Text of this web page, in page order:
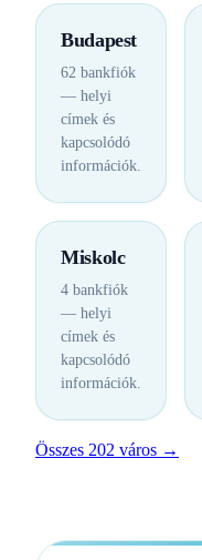
Budapest
62 bankfiók
— helyi
címek és
kapcsolódó
információk.
Miskolc
4 bankfiók
— helyi
címek és
kapcsolódó
információk.
Összes 202 város →